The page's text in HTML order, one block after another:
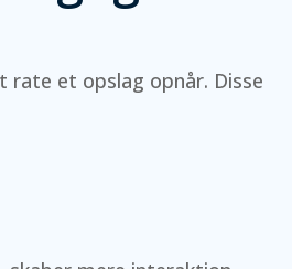
rate et opslag opnår. Disse